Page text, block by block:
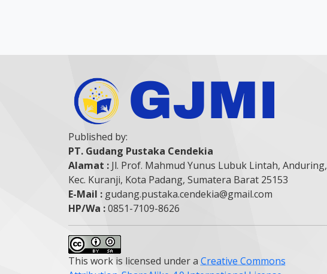
Published by:
PT. Gudang Pustaka Cendekia
Alamat : Jl. Prof. Mahmud Yunus Lubuk Lintah, Anduring,
Kec. Kuranji, Kota Padang, Sumatera Barat 25153
E-Mail : gudang.pustaka.cendekia@gmail.com
HP/Wa :0851-7109-8626
This work is licensed under a Creative Commons